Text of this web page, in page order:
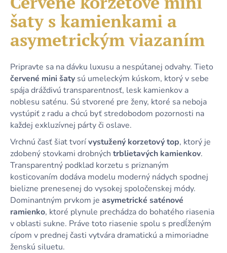
je
0,0
z
hviezdičiek.
šaty s kamienkami a
asymetrickým viazaním
Pripravte sa na dávku luxusu a nespútanej odvahy. Tieto
červené mini šaty sú umeleckým kúskom, ktorý v sebe
spája dráždivú transparentnosť, lesk kamienkov a
noblesu saténu. Sú stvorené pre ženy, ktoré sa neboja
vystúpiť z radu a chcú byť stredobodom pozornosti na
každej exkluzívnej párty či oslave.
Vrchnú časť šiat tvorívystužený korzetový top, ktorý je
zdobený stovkami drobných trblietavých kamienkov.
Transparentný podklad korzetu s priznaným
kosticovaním dodáva modelu moderný nádych spodnej
bielizne prenesenej do vysokej spoločenskej módy.
Dominantným prvkom je asymetrické saténové
ramienko, ktoré plynule prechádza do bohatého riasenia
v oblasti sukne. Práve toto riasenie spolu s predĺženým
cípom v prednej časti vytvára dramatickú a mimoriadne
ženskú siluetu.
a
m
e
STRIEBORNÉ
PUZDROVÉ
TRBLIETAVÉ
DLHÉ
SPOLOČENSKÉ
ŠATY
S
ROZPARKOM
49,90
€